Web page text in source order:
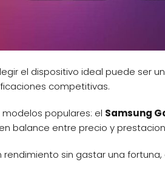
el dispositivo ideal puede ser
competitivas.
populares: el Samsung
balance entre precio y
sin gastar una fortuna,